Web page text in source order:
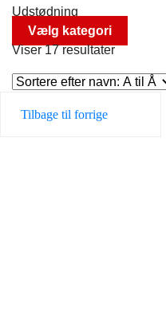
Udstødning
Vælg kategori
Viser 17 resultater
Tilbage til forrige